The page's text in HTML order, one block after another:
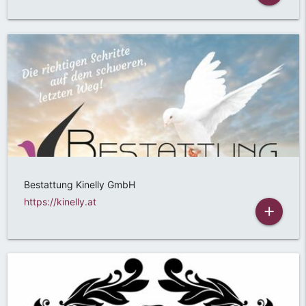
Bestattung Kinelly GmbH
https://kinelly.at
add